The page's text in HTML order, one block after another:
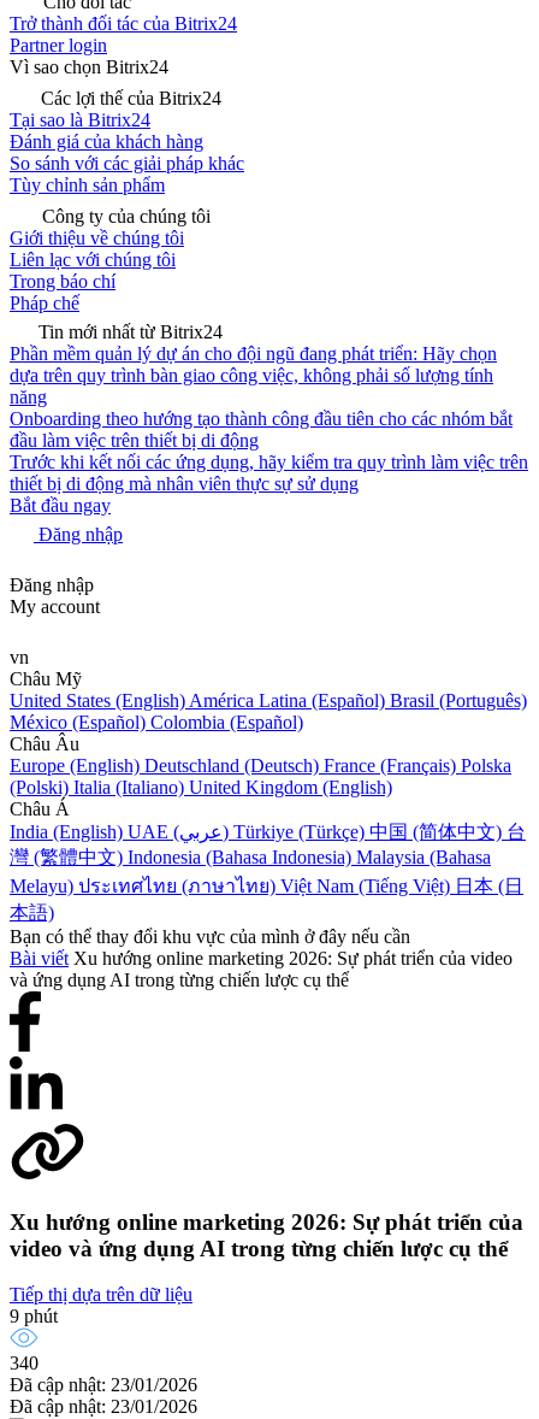
Trở thành đối tác của Bitrix24
Partner login
Vì sao chọn Bitrix24
Các lợi thế của Bitrix24
Tại sao là Bitrix24
Đánh giá của khách hàng
So sánh với các giải pháp khác
Tùy chỉnh sản phẩm
Công ty của chúng tôi
Giới thiệu về chúng tôi
Liên lạc với chúng tôi
Trong báo chí
Pháp chế
Tin mới nhất từ Bitrix24
Phần mềm quản lý dự án cho đội ngũ đang phát triển: Hãy chọn
dựa trên quy trình bàn giao công việc, không phải số lượng tính
năng
Onboarding theo hướng tạo thành công đầu tiên cho các nhóm bắt
đầu làm việc trên thiết bị di động
Trước khi kết nối các ứng dụng, hãy kiểm tra quy trình làm việc trên
thiết bị di động mà nhân viên thực sự sử dụng
Bắt đầu ngay
Đăng nhập
Đăng nhập
My account
vn
Châu Mỹ
United States (English) América Latina (Español) Brasil (Português)
México (Español) Colombia (Español)
Châu Âu
Europe (English) Deutschland (Deutsch) France (Français) Polska
(Polski) Italia (Italiano) United Kingdom (English)
Châu Á
India (English)
UAE (عربي) Türkiye (Türkçe) 中国 (简体中文) 台
灣 (繁體中文) Indonesia (Bahasa Indonesia) Malaysia (Bahasa
Melayu) ประเทศไทย (ภาษาไทย) Việt Nam (Tiếng Việt) 日本 (日
本語)
Bạn có thể thay đổi khu vực của mình ở đây nếu cần
Bài viết Xu hướng online marketing 2026: Sự phát triển của video
và ứng dụng AI trong từng chiến lược cụ thể
Xu hướng online marketing 2026: Sự phát triển của
video và ứng dụng AI trong từng chiến lược cụ thể
Tiếp thị dựa trên dữ liệu
9 phút
340
Đã cập nhật: 23/01/2026
Đã cập nhật: 23/01/2026